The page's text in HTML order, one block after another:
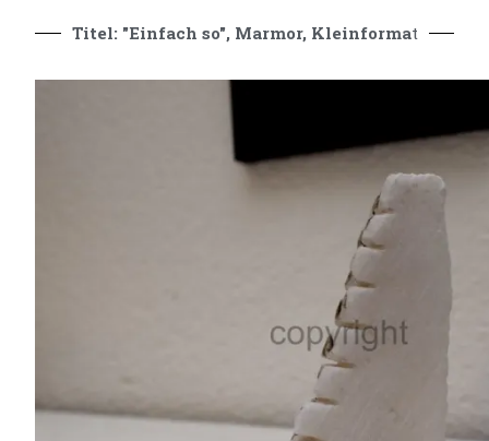
Titel: "Einfach so", Marmor, Kleinformat